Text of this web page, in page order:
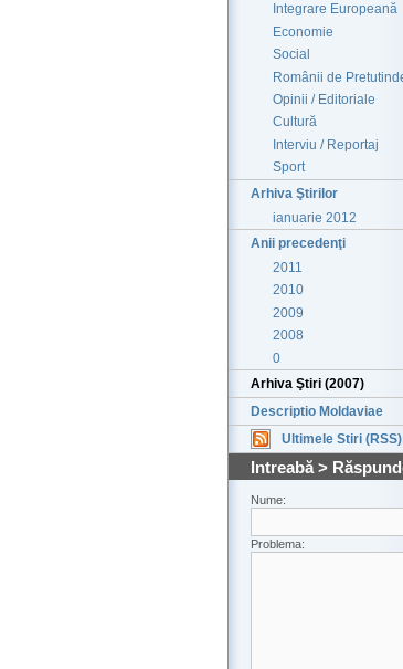
Integrare Europeană
Economie
Social
Românii de
Opinii / Editoriale
Cultură
Interviu / Reportaj
Sport
Arhiva Ştirilor
ianuarie 2012
Anii precedenţi
2011
2010
2009
2008
0
Arhiva Ştiri (2007)
Descriptio Moldaviae
Ultimele Stiri (RSS)
Intreabă >
Nume:
Problema: